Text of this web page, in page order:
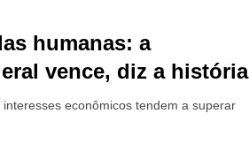
humanas: a
vence, diz a história
econômicos tendem a superar